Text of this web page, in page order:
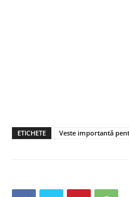
ETICHETE Veste importantă